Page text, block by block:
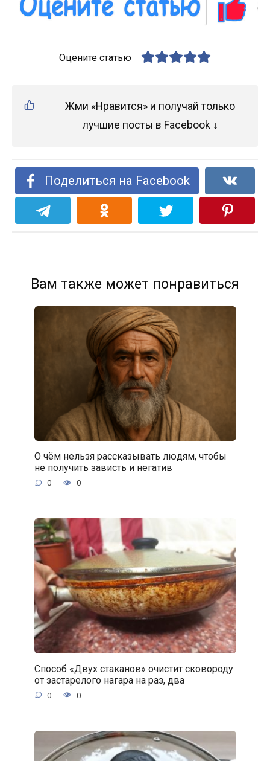
Оцените статью
Жми «Нравится» и получай только
лучшие посты в Facebook ↓
Поделиться на Facebook
Вам также может понравиться
О чём нельзя рассказывать людям, чтобы
не получить зависть и негатив
0 0
Способ «Двух стаканов» очистит сковороду
от застарелого нагара на раз, два
0 0